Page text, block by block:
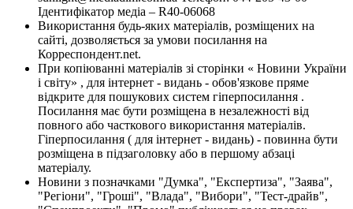
Ідентифікатор медіа – R40-06068
Використання будь-яких матеріалів, розміщених на
сайті, дозволяється за умови посилання на
Корреспондент.net.
При копіюванні матеріалів зі сторінки « Новини України
і світу» , для інтернет - видань - обов'язкове пряме
відкрите для пошукових систем гіперпосилання .
Посилання має бути розміщена в незалежності від
повного або часткового використання матеріалів.
Гіперпосилання ( для інтернет - видань) - повинна бути
розміщена в підзаголовку або в першому абзаці
матеріалу.
Новини з позначками "Думка", "Експертиза", "Заява",
"Регіони", "Гроші", "Влада", "Вибори", "Тест-драйв",